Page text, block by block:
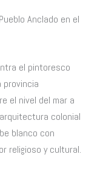
Anclado en el
el pintoresco
provincia
el nivel del mar a
colonial
blanco con
religioso y cultural.